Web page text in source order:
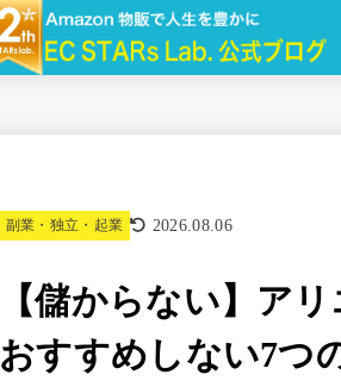
副業・独立・起業 2026.08.06
【儲からない】ア
おすすめしない7つ